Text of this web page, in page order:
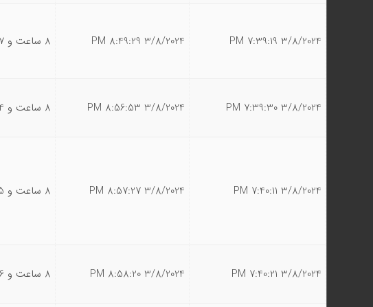
3/8/2024 7:39:19 PM
3/8/2024 8:49:29 PM 8 ساعت و 27 دقیقه
3/8/2024 7:39:30 PM
3/8/2024 8:56:53 PM 8 ساعت و 34 دقیقه
3/8/2024 7:40:11 PM
3/8/2024 8:57:27 PM 8 ساعت و 35 دقیقه
3/8/2024 7:40:21 PM
3/8/2024 8:58:20 PM 8 ساعت و 36 دقیقه